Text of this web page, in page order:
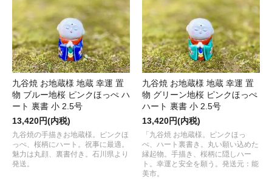
九谷焼 お地蔵様 地蔵 幸運 置
物 ブルー地桜 ピンクほっぺ ハ
ート 裏書 小 2.5号
13,420円(内税)
九谷焼の手描きお地蔵様。ピンクほ
っぺ、桜柄にハート。祝事に最適。
魅力は丸顔、裏書付き。石川県より
発送。
九谷焼 お地蔵様 地蔵 幸運 置
物 グリーン地桜 ピンクほっぺ
ハート 裏書 小 2.5号
13,420円(内税)
「九谷焼 お地蔵様。ピンクほっ
ぺ、ハート裏書き。丸い願い込めた
縁起物。手描き、桜柄に隠しハー
ト。幸運と安全を願う。発送元：能
美市。